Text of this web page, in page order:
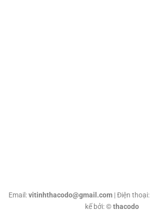
Email:vitinhthacodo@gmail.com | Điện thoại:
kế bởi: ©thacodo